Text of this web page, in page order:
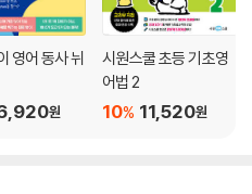
영어 동사 뉘
원
시원스쿨 초등 기초영
어법 2
11,520원
10%